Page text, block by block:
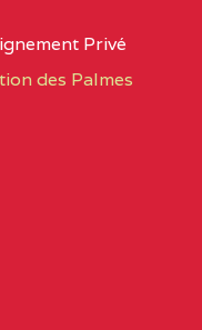
PRIVE
Privé
des Palmes